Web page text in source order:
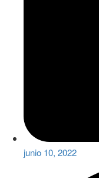
junio 10, 2022